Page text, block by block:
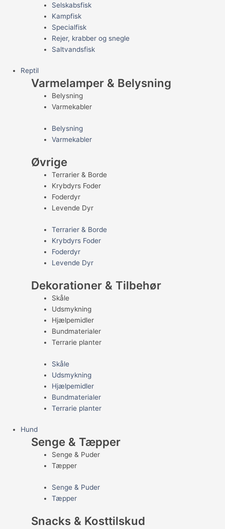
Selskabsfisk
Kampfisk
Specialfisk
Rejer, krabber og snegle
Saltvandsfisk
Reptil
Varmelamper & Belysning
Belysning
Varmekabler
Belysning
Varmekabler
Øvrige
Terrarier & Borde
Krybdyrs Foder
Foderdyr
Levende Dyr
Terrarier & Borde
Krybdyrs Foder
Foderdyr
Levende Dyr
Dekorationer & Tilbehør
Skåle
Udsmykning
Hjælpemidler
Bundmaterialer
Terrarie planter
Skåle
Udsmykning
Hjælpemidler
Bundmaterialer
Terrarie planter
Hund
Senge & Tæpper
Senge & Puder
Tæpper
Senge & Puder
Tæpper
Snacks & Kosttilskud